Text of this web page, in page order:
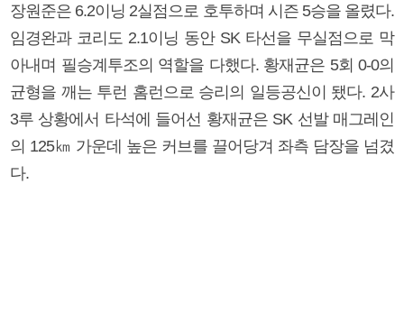
장원준은 6.2이닝 2실점으로 호투하며 시즌 5승을 올렸다.
임경완과 코리도 2.1이닝 동안 SK 타선을 무실점으로 막
아내며 필승계투조의 역할을 다했다. 황재균은 5회 0-0의
균형을 깨는 투런 홈런으로 승리의 일등공신이 됐다. 2사
3루 상황에서 타석에 들어선 황재균은 SK 선발 매그레인
의 125㎞ 가운데 높은 커브를 끌어당겨 좌측 담장을 넘겼
다.